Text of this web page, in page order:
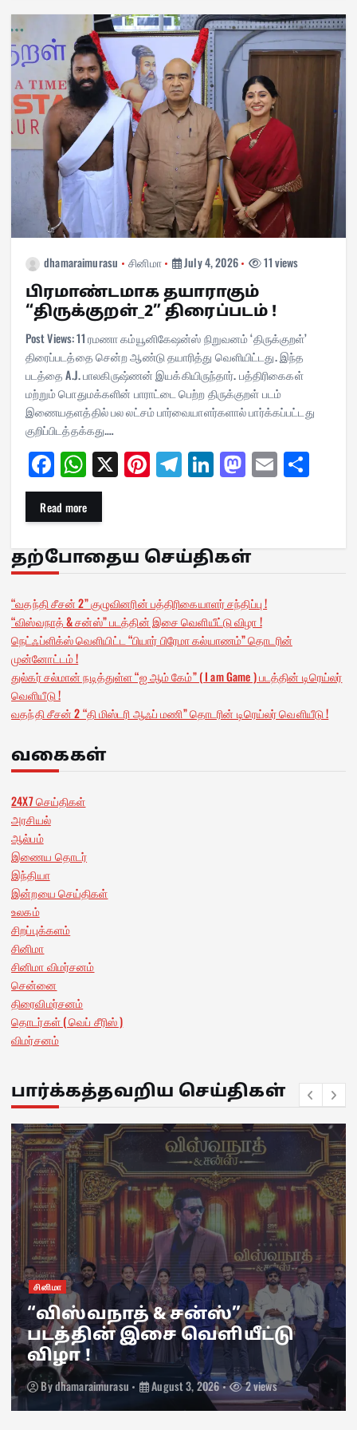
pp t m n
dhamaraimurasu சினிமா July 4, 2026 11 views
பிரமாண்டமாக தயாராகும்
“திருக்குறள்_2” திரைப்படம் !
Post Views: 11 ரமணா கம்யூனிகேஷன்ஸ் நிறுவனம் ‘திருக்குறள்’
திரைப்படத்தை சென்ற ஆண்டு தயாரித்து வெளியிட்டது. இந்த
படத்தை A.J. பாலகிருஷ்ணன் இயக்கியிருந்தார். பத்திரிகைகள்
மற்றும் பொதுமக்களின் பாராட்டை பெற்ற திருக்குறள் படம்
இணையதளத்தில் பல லட்சம் பார்வையாளர்களால் பார்க்கப்பட்டது
குறிப்பிடத்தக்கது.…
Fa
ce
bo
ok
W
ha
ts
A
pp
X Pi
nt
es
t
Te
le
a
m
Li
nk
In
M
as
do
n
E
m
Sh
Read more
தற்போதைய செய்திகள்
“வதந்தி சீசன் 2” குழுவினரின் பத்திரிகையாளர் சந்திப்பு !
“விஸ்வநாத் & சன்ஸ்” படத்தின் இசை வெளியீட்டு விழா !
நெட்ஃப்ளிக்ஸ் வெளியிட்ட “பியார் பிரேமா கல்யாணம்” தொடரின்
முன்னோட்டம் !
துல்கர் சல்மான் நடித்துள்ள “ஐ ஆம் கேம்” ( I am Game ) படத்தின் டிரெய்லர்
வெளியீடு !
வதந்தி சீசன் 2 “தி மிஸ்டரி ஆஃப் மணி” தொடரின் டிரெய்லர் வெளியீடு !
வகைகள்
24X7 செய்திகள்
அரசியல்
ஆல்பம்
இணைய தொடர்
இந்தியா
இன்றயை செய்திகள்
உலகம்
சிறப்புக்களம்
சினிமா
சினிமா விமர்சனம்
சென்னை
திரைவிமர்சனம்
தொடர்கள் ( வெப் சீரிஸ் )
விமர்சனம்
பார்க்கத்தவறிய செய்திகள்
சினிமா
“விஸ்வநாத் & சன்ஸ்”
படத்தின் இசை வெளியீட்டு
விழா !
Bydhamaraimurasu August 3, 2026 2 views